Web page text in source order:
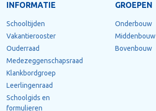
INFORMATIE
Schooltijden
Vakantierooster
Ouderraad
Medezeggenschapsraad
Klankbordgroep
Leerlingenraad
Schoolgids en
formulieren
GROEPEN
Onderbouw
Middenbouw
Bovenbouw